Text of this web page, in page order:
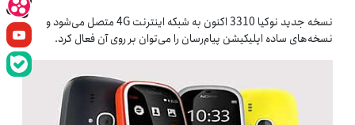
نسخه جدید نوکیا 3310 اکنون به شبکه اینترنت 4G متصل می‌شود و
نسخه‌های ساده اپلیکیشن پیام‌رسان را می‌توان بر روی آن فعال کرد.